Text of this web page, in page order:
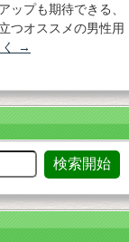
ップも期待できる、
つオススメの男性用
→